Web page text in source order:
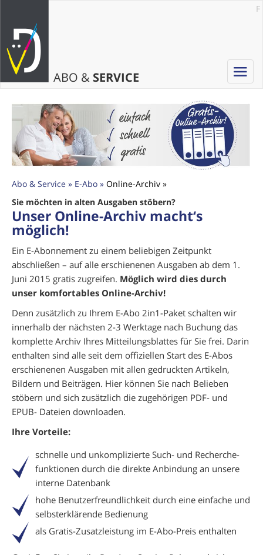
Toggle
ABO & SERVICE
Abo & Service E-Abo
Online-Archiv
Sie möchten in alten Ausgaben stöbern?
Unser Online-Archiv macht‘s
möglich!
Ein E-Abonnement zu einem beliebigen Zeitpunkt
abschließen – auf alle erschienenen Ausgaben ab dem 1.
Juni 2015 gratis zugreifen. Möglich wird dies durch
unser komfortables Online-Archiv!
Denn zusätzlich zu Ihrem E-Abo 2in1-Paket schalten wir
innerhalb der nächsten 2-3 Werktage nach Buchung das
komplette Archiv Ihres Mitteilungsblattes für Sie frei. Darin
enthalten sind alle seit dem offiziellen Start des E-Abos
erschienenen Ausgaben mit allen gedruckten Artikeln,
Bildern und Beiträgen. Hier können Sie nach Belieben
stöbern und sich zusätzlich die zugehörigen PDF- und
EPUB- Dateien downloaden.
Ihre Vorteile:
schnelle und unkomplizierte Such- und Recherche­
funktionen durch die direkte Anbindung an unsere
interne Datenbank
hohe Benutzerfreundlichkeit durch eine einfache und
selbsterklärende Bedienung
als Gratis-Zusatzleistung im E-Abo-Preis enthalten
F